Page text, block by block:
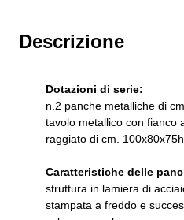
Descrizione
Dotazioni di serie:
n.2 panche metalliche di
tavolo metallico con fianco
raggiato di cm. 100x80x75h
Caratteristiche delle
struttura in lamiera di
stampata a freddo e